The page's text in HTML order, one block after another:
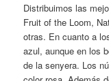
Distribuimos las
Fruit of the Loom,
otras. En cuanto a
azul, aunque en los
de la senyera. Los